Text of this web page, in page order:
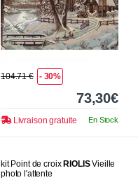
104.71 € - 30%
73,30€
Livraison gratuite En Stock
kit Point de croix RIOLISVieille
photo l'attente